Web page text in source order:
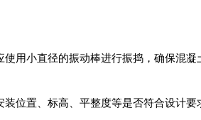
用小直径的振动棒进行振捣，确保混凝
位置、标高、平整度等是否符合设计要